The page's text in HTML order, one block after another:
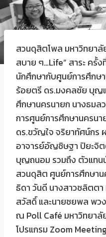
สวนดุสิตโพล มหาวิทยา
สบาย ๆ…Life” สาระ ครั้
นักศึกษากับศูนย์การศึกษ
ร้อยตรี ดร.มงคลชัย บุญ
ศึกษานครนายก นางธมล
การศูนย์การศึกษานครน
ดร.ขวัญใจ จริยาทัศน์กร
อาจารย์อัญชิษฐา ปิยะจิ
บุญถนอม รวมถึง ตัวแทน
สวนดุสิต ศูนย์การศึกษาน
ธิดา วันดี นางสาวชลิตตา
สวัสดิ์ และนายชยพล พว
ณ Poll Café มหาวิทยาลั
โปรแกรม Zoom